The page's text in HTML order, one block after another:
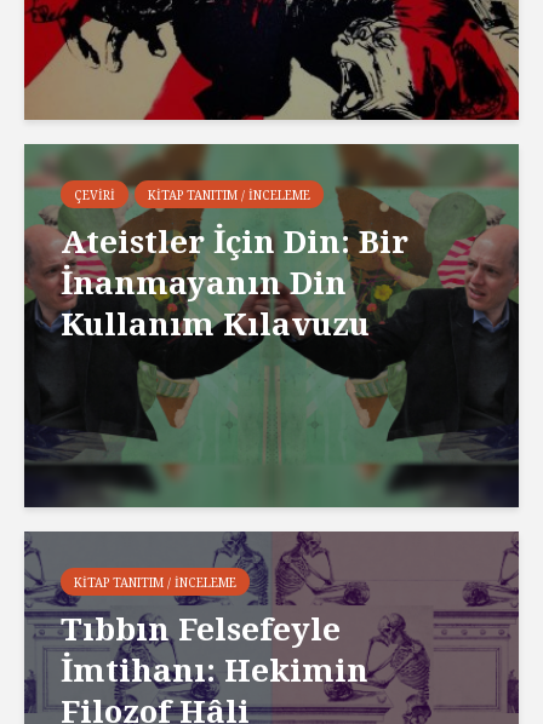
ÇEVIRI KITAP TANITIM / İNCELEME
Ateistler İçin Din: Bir
İnanmayanın Din
Kullanım Kılavuzu
KITAP TANITIM / İNCELEME
Tıbbın Felsefeyle
İmtihanı: Hekimin
Filozof Hâli